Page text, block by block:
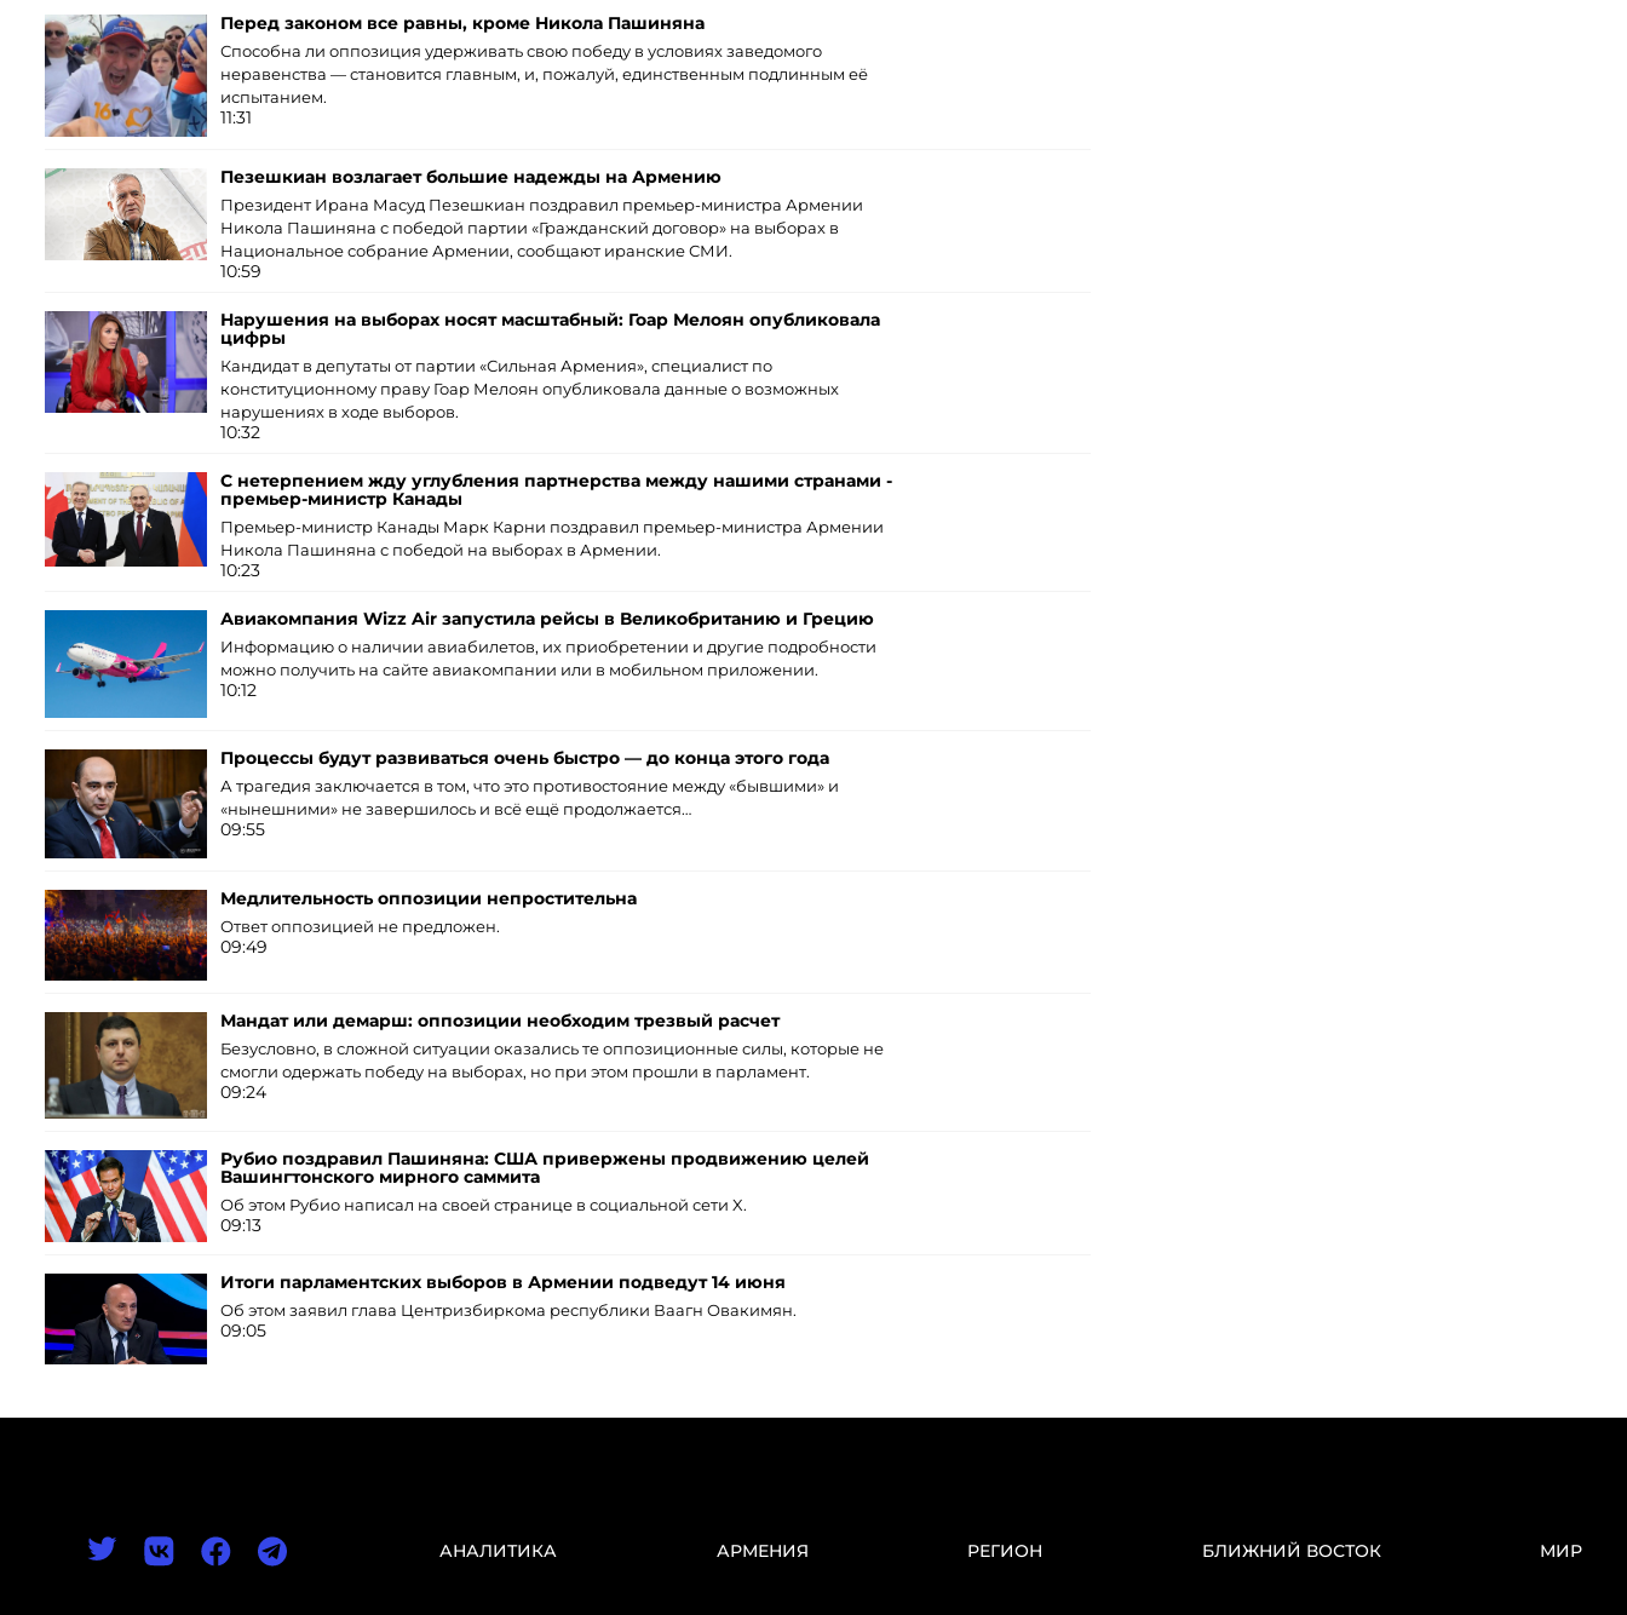
Перед законом все равны, кроме Никола Пашиняна
Способна ли оппозиция удерживать свою победу в условиях заведомого
неравенства — становится главным, и, пожалуй, единственным подлинным её
испытанием.
11:31
Пезешкиан возлагает большие надежды на Армению
Президент Ирана Масуд Пезешкиан поздравил премьер-министра Армении
Никола Пашиняна с победой партии «Гражданский договор» на выборах в
Национальное собрание Армении, сообщают иранские СМИ.
10:59
Нарушения на выборах носят масштабный: Гоар Мелоян опубликовала
цифры
Кандидат в депутаты от партии «Сильная Армения», специалист по
конституционному праву Гоар Мелоян опубликовала данные о возможных
нарушениях в ходе выборов.
10:32
С нетерпением жду углубления партнерства между нашими странами -
премьер-министр Канады
Премьер-министр Канады Марк Карни поздравил премьер-министра Армении
Никола Пашиняна с победой на выборах в Армении.
10:23
Авиакомпания Wizz Air запустила рейсы в Великобританию и Грецию
Информацию о наличии авиабилетов, их приобретении и другие подробности
можно получить на сайте авиакомпании или в мобильном приложении.
10:12
Процессы будут развиваться очень быстро — до конца этого года
А трагедия заключается в том, что это противостояние между «бывшими» и
«нынешними» не завершилось и всё ещё продолжается…
09:55
Медлительность оппозиции непростительна
Ответ оппозицией не предложен.
09:49
Мандат или демарш: оппозиции необходим трезвый расчет
Безусловно, в сложной ситуации оказались те оппозиционные силы, которые не
смогли одержать победу на выборах, но при этом прошли в парламент.
09:24
Рубио поздравил Пашиняна: США привержены продвижению целей
Вашингтонского мирного саммита
Об этом Рубио написал на своей странице в социальной сети X.
09:13
Итоги парламентских выборов в Армении подведут 14 июня
Об этом заявил глава Центризбиркома республики Ваагн Овакимян.
09:05
АНАЛИТИКА АРМЕНИЯ РЕГИОН БЛИЖНИЙ ВОСТОК МИР